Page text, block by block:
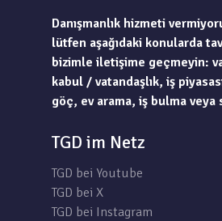
Danışmanlık hizmeti
lütfen aşağıdaki konularda
bizimle iletişime geçmeyin:
kabul / vatandaşlık, iş
göç, ev arama, iş bulma veya
TGD im Netz
TGD bei Youtube
TGD bei X
TGD bei Instagram